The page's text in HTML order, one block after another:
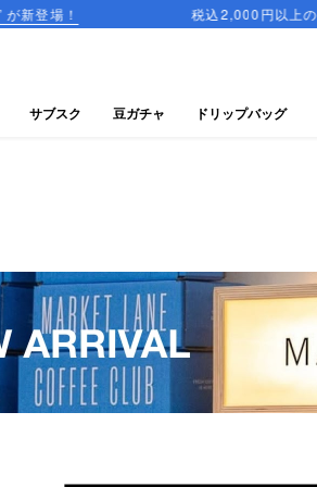
税込2,000円以上のご購入で送料無料
サブスク 豆ガチャ ドリップバッグ